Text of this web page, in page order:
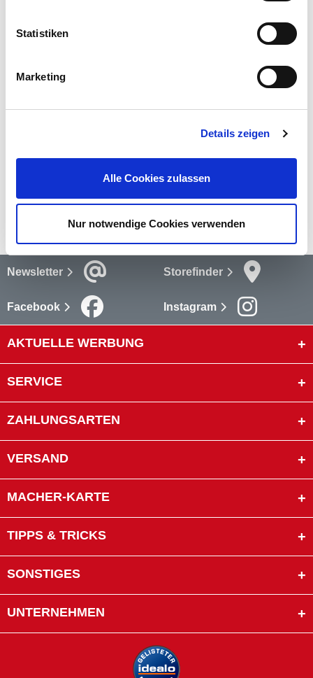
Statistiken
Marketing
Details zeigen
Alle Cookies zulassen
Nur notwendige Cookies verwenden
Möbelkeilejustieren Schränke einfach und zuverlässig. Durch
mehr
Newsletter Storefinder
Facebook Instagram
AKTUELLE WERBUNG
SERVICE
ZAHLUNGSARTEN
VERSAND
MACHER-KARTE
TIPPS & TRICKS
SONSTIGES
UNTERNEHMEN